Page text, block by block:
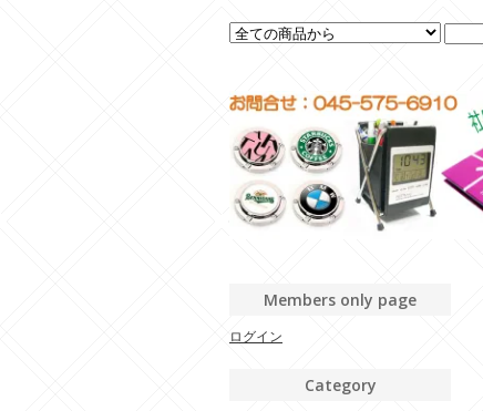
Members only page
ログイン
Category